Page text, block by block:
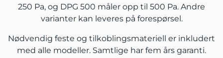
250 Pa, og DPG 500 måler opp til 500 Pa. Andre
varianter kan leveres på forespørsel.
Nødvendig feste og tilkoblingsmateriell er inkludert
med alle modeller. Samtlige har fem års garanti.